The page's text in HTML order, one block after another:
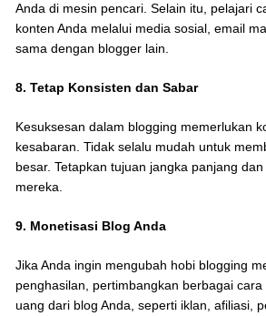
Anda di mesin pencari. Selain itu, pelajari
konten Anda melalui media sosial, email
sama dengan blogger lain.
8. Tetap Konsisten dan Sabar
Kesuksesan dalam blogging memerlukan
kesabaran. Tidak selalu mudah untuk
besar. Tetapkan tujuan jangka panjang
mereka.
9. Monetisasi Blog Anda
Jika Anda ingin mengubah hobi blogging
penghasilan, pertimbangkan berbagai
uang dari blog Anda, seperti iklan, afiliasi,